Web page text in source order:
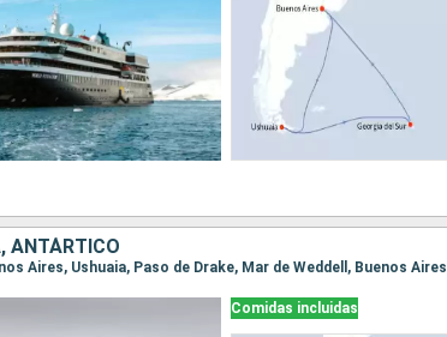
ANTÁRTICO
Aires, Ushuaia, Paso de Drake, Mar de Weddell, Buenos Aires
Comidas incluidas